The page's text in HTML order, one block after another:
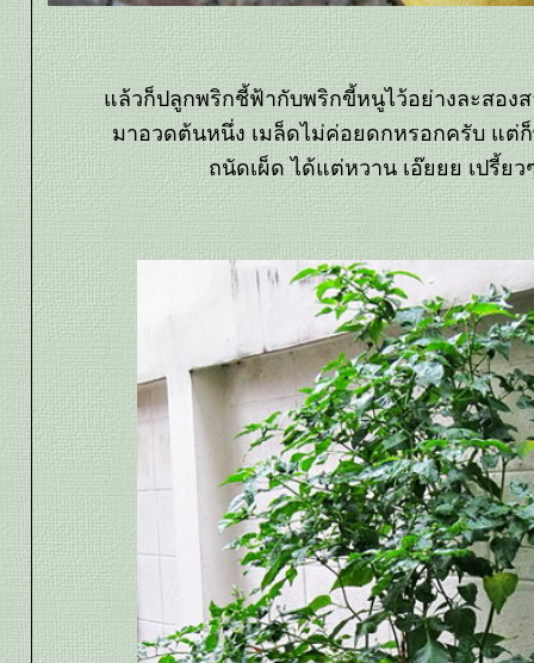
ล้วก็ปลูกพริกชี้ฟ้ากับพริกขี้หนูไว้อย่างละสอง
มาอวดต้นหนึ่ง เมล็ดไม่ค่อยดกหรอกครับ แ
ถนัดเผ็ด ได้แต่หวาน เอ๊ยยย เปรี้ยว